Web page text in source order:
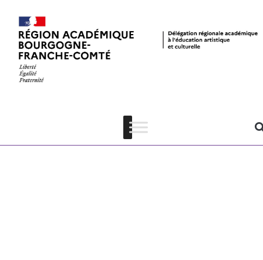
Fiche de
mission
Archives